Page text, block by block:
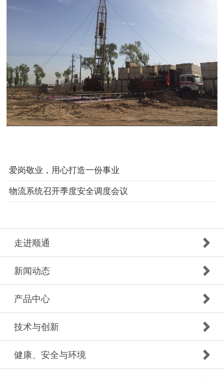
爱岗敬业，用心打造一份事业
物流系统召开季度安全调度会议
走进顺通
新闻动态
产品中心
技术与创新
健康、安全与环境